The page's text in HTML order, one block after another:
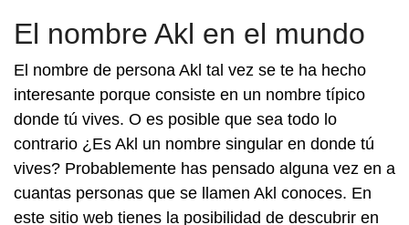
El nombre Akl en el mundo
El nombre de persona Akl tal vez se te ha hecho
interesante porque consiste en un nombre típico
donde tú vives. O es posible que sea todo lo
contrario ¿Es Akl un nombre singular en donde tú
vives? Probablemente has pensado alguna vez en a
cuantas personas que se llamen Akl conoces. En
este sitio web tienes la posibilidad de descubrir en